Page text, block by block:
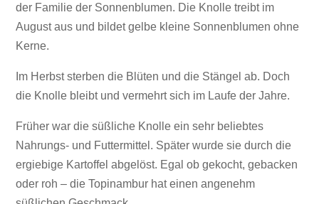
der Familie der Sonnenblumen. Die Knolle treibt im
August aus und bildet gelbe kleine Sonnenblumen ohne
Kerne.
Im Herbst sterben die Blüten und die Stängel ab. Doch
die Knolle bleibt und vermehrt sich im Laufe der Jahre.
Früher war die süßliche Knolle ein sehr beliebtes
Nahrungs- und Futtermittel. Später wurde sie durch die
ergiebige Kartoffel abgelöst. Egal ob gekocht, gebacken
oder roh – die Topinambur hat einen angenehm